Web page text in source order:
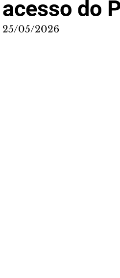
acesso do
25/05/2026